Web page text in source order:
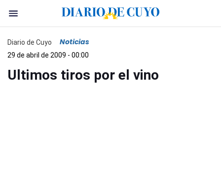
Diario de Cuyo Noticias
29 de abril de 2009 - 00:00
Ultimos tiros por el vino